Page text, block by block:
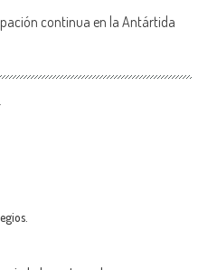
continua en la Antártida